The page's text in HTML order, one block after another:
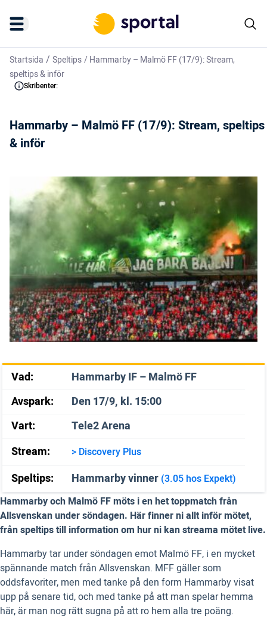
Startsida / Speltips/Hammarby – Malmö FF (17/9): Stream,
speltips & inför
Skribenter:
Hammarby – Malmö FF (17/9): Stream, speltips
& inför
Vad:
Hammarby IF – Malmö FF
Avspark:
Den 17/9, kl. 15:00
Vart:
Tele2 Arena
Stream:
> Discovery Plus
Speltips: Hammarby vinner (3.05 hos Expekt)
Hammarby och Malmö FF möts i en het toppmatch från
Allsvenskan under söndagen. Här finner ni allt inför mötet,
från speltips till information om hur ni kan streama mötet live.
Hammarby tar under söndagen emot Malmö FF, i en mycket
spännande match från Allsvenskan. MFF gäller som
oddsfavoriter, men med tanke på den form Hammarby visat
upp på senare tid, och med tanke på att man spelar hemma
här, är man nog rätt sugna på att ro hem alla tre poäng.